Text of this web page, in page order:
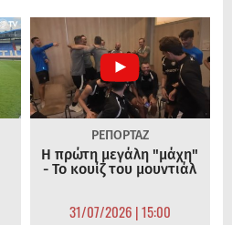
ΡΕΠΟΡΤΑΖ
Η πρώτη μεγάλη "μάχη"
- Το κουίζ του μουντιάλ
31/07/2026 | 15:00